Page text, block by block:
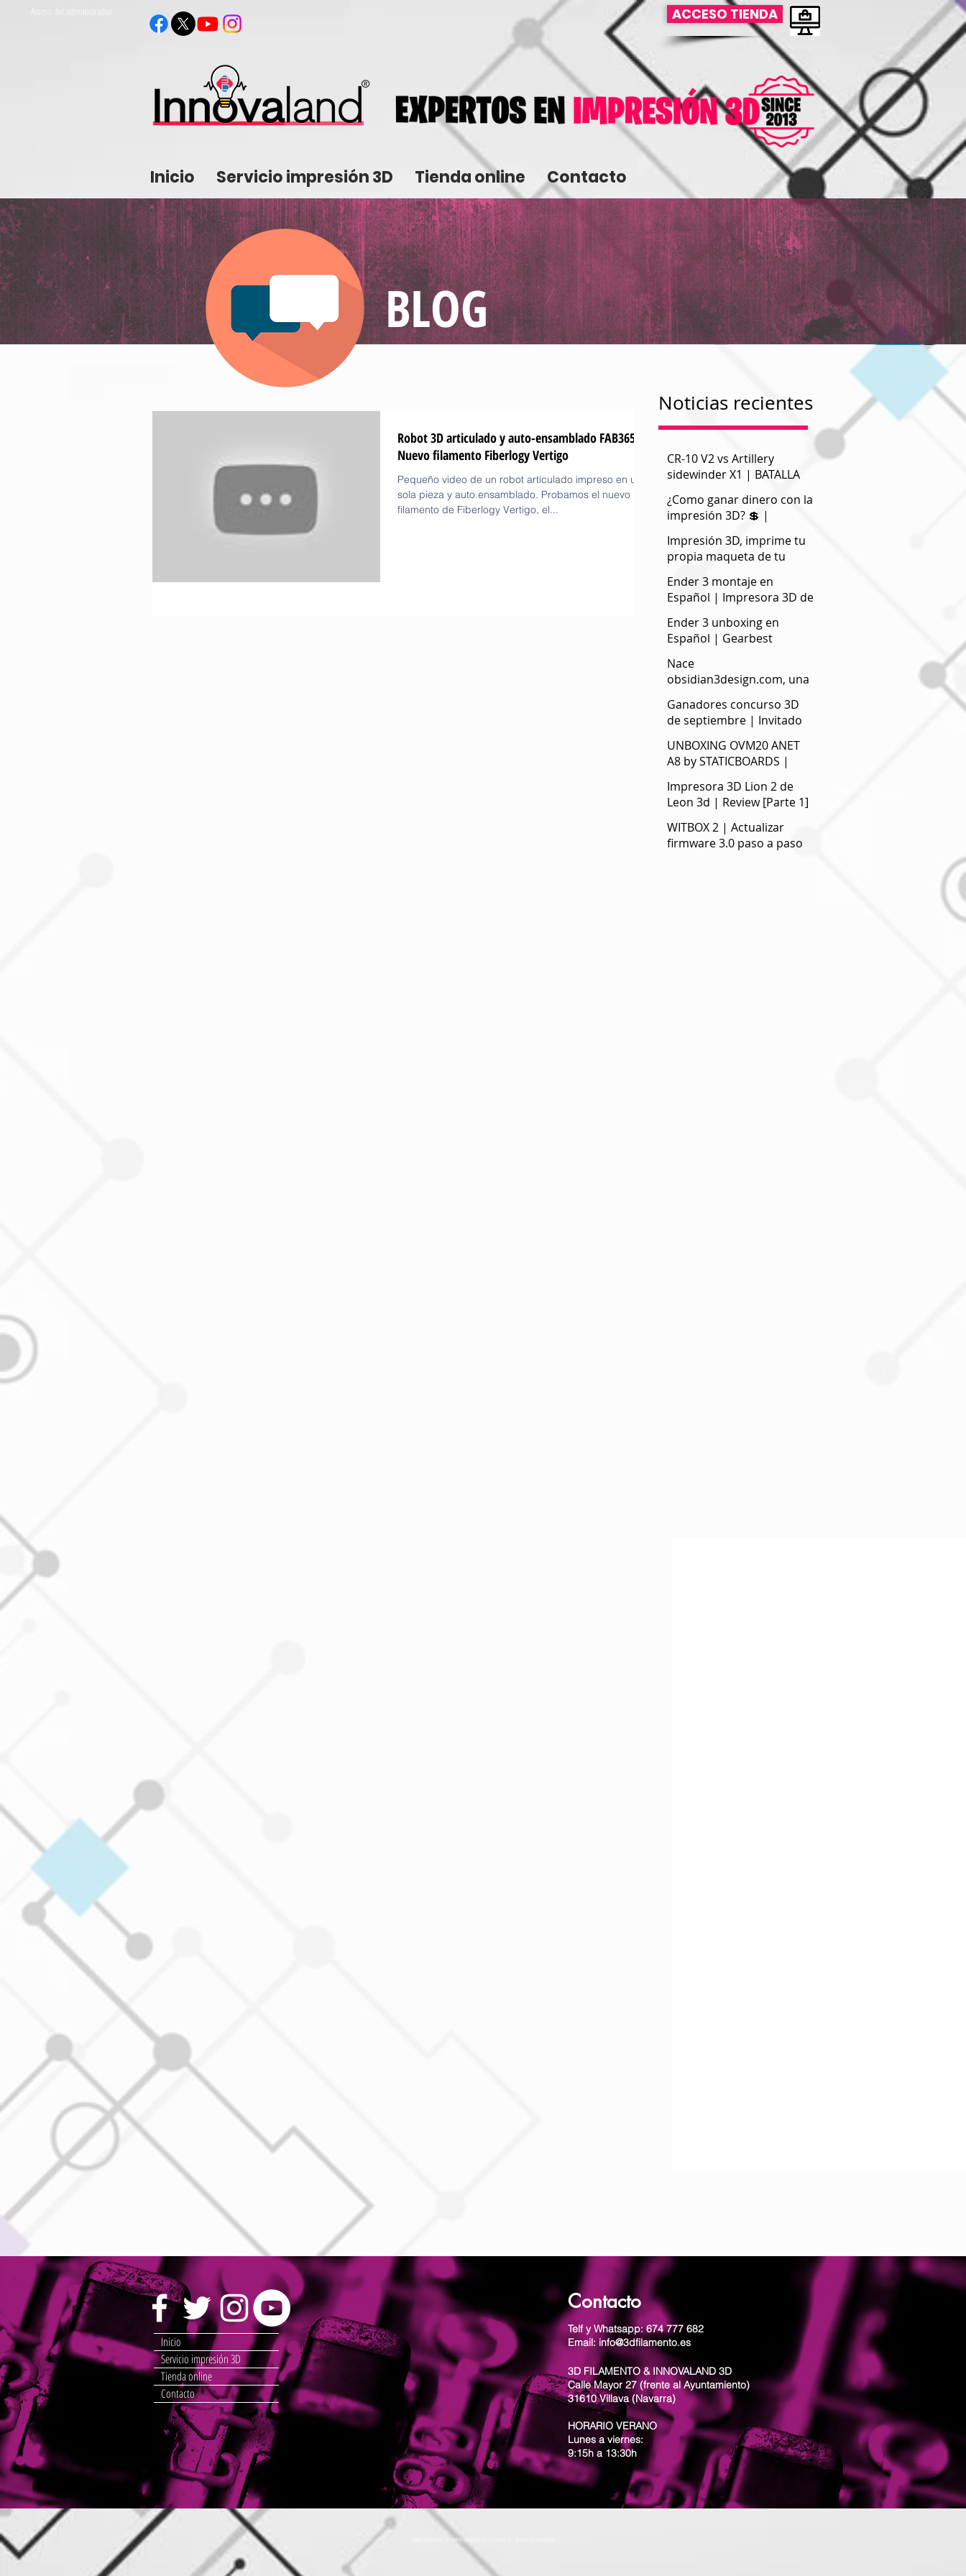
Acceso del administrador ACCESO TIENDA
Inicio Servicio impresión 3D Tienda online Contacto
Noticias recientes
CR-10 V2 vs Artillery
sidewinder X1 | BATALLA
¿Como ganar dinero con la
impresión 3D? 💲 |
Impresión 3D, imprime tu
propia maqueta de tu
Ender 3 montaje en
Español | Impresora 3D de
Ender 3 unboxing en
Español | Gearbest
Nace
obsidian3design.com, una
optimizados para la
impresión 3D
Ganadores concurso 3D
de septiembre | Invitado
UNBOXING OVM20 ANET
A8 by STATICBOARDS |
impresoras 3D
Impresora 3D Lion 2 de
Leon 3d | Review [Parte 1]
WITBOX 2 | Actualizar
firmware 3.0 paso a paso
Robot 3D articulado y auto-ensamblado FAB365 |
Nuevo filamento Fiberlogy Vertigo
Pequeño video de un robot articulado impreso en una
sola pieza y auto.ensamblado. Probamos el nuevo
filamento de Fiberlogy Vertigo, el...
BLOG
3D FILAMENTO & INNOVALAND 3D
Calle Mayor 27 (frente al Ayuntamiento)
31610 Villava (Navarra)
HORARIO VERANO
Lunes a viernes:
9:15h a 13:30h
Telf y Whatsapp: 674 777 682
Email: info@3dfilamento.es
Contacto
Inicio
Servicio impresión 3D
Tienda online
Contacto
Robot, impresión 3D, robótica educativa, filamento 3D, Arduino en Pamplona